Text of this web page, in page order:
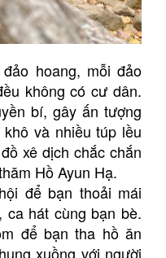
hoang, mỗi đảo
không có cư dân.
bí, gây ấn tượng
và nhiều túp lều
xê dịch chắc chắn
Hồ Ayun Hạ.
để bạn thoải mái
hát cùng bạn bè.
để bạn tha hồ ăn
xuồng với người